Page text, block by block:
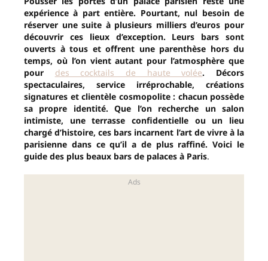
expérience à part entière. Pourtant, nul besoin de
réserver une suite à plusieurs milliers d’euros pour
découvrir ces lieux d’exception. Leurs bars sont
ouverts à tous et offrent une parenthèse hors du
temps, où l’on vient autant pour l’atmosphère que
pour des cocktails de haute volée. Décors
spectaculaires, service irréprochable, créations
signatures et clientèle cosmopolite : chacun possède
sa propre identité. Que l’on recherche un salon
intimiste, une terrasse confidentielle ou un lieu
chargé d’histoire, ces bars incarnent l’art de vivre à la
parisienne dans ce qu’il a de plus raffiné. Voici le
guide des plus beaux bars de palaces à Paris.